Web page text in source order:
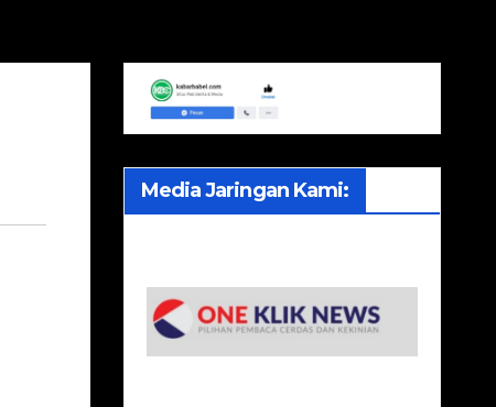
Media Jaringan Kami: